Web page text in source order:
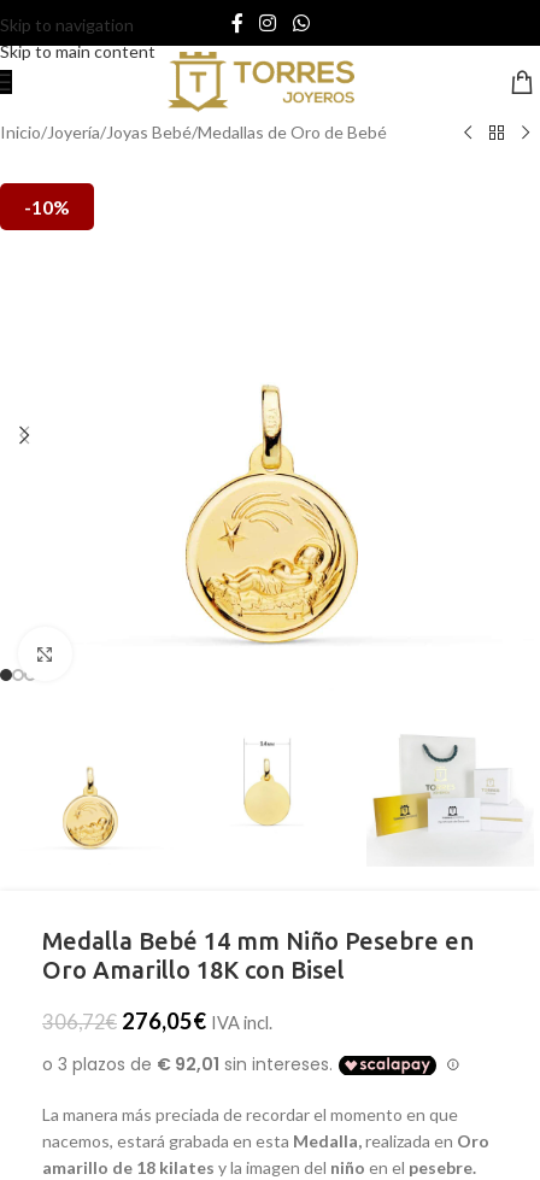
Skip to navigation
Skip to main content
Inicio/Joyería/Joyas Bebé/Medallas de Oro de Bebé
-10%
Medalla Bebé 14 mm Niño Pesebre en
Oro Amarillo 18K con Bisel
306,72€ 276,05€ IVA incl.
La manera más preciada de recordar el momento en que
nacemos, estará grabada en esta Medalla,realizada en Oro
amarillo de 18 kilates y la imagen del niño en el pesebre.